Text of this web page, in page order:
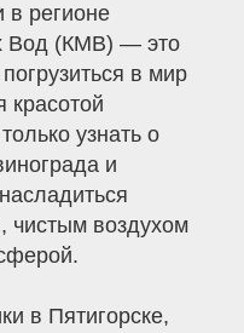
в регионе
Вод (КМВ) — это
в мир
красотой
узнать о
и
чистым воздухом
в Пятигорске,